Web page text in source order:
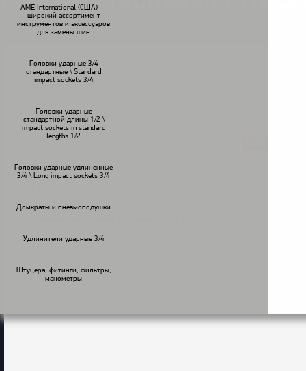
AME International (США) —
широкий ассортимент
инструментов и аксессуаров
для замены шин
Головки ударные 3/4
стандартные \ Standard
impact sockets 3/4
Головки ударные
стандартной длины 1/2 \
impact sockets in standard
lengths 1/2
Головки ударные удлиненные
3/4 \ Long impact sockets 3/4
Домкраты и пневмоподушки
Удлинители ударные 3/4
Штуцера, фитинги, фильтры,
манометры
В наличии